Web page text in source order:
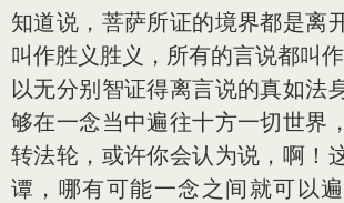
知道说，菩萨所证的境界都是离
叫作胜义胜义，所有的言说都叫作
以无分别智证得离言说的真如法
够在一念当中遍往十方一切世界
转法轮，或许你会认为说，啊！
谭，哪有可能一念之间就可以